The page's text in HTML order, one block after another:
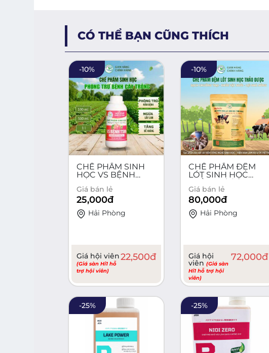
CÓ THỂ BẠN CŨNG THÍCH
-10%
CHẾ PHẨM SINH
HỌC VS BỆNH
Giá bán lẻ
25,000đ
Hải Phòng
Giá hội viên
(Giá sàn Hi1 hỗ
trợ hội viên)
22,500đ
-10%
CHẾ PHẨM ĐỆM
LÓT SINH HỌC
BIOSOFIX - 01kg
Giá bán lẻ
80,000đ
Hải Phòng
Giá hội
viên (Giá sàn
Hi1 hỗ trợ hội
viên)
72,000đ
-25% -25%